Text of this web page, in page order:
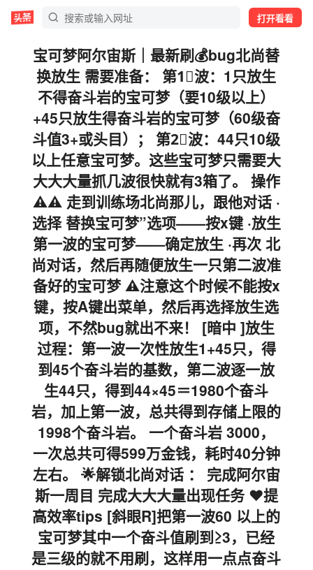
打开看看
宝可梦阿尔宙斯｜最新刷💰bug北尚替
换放生 需要准备： 第1⃣️波：1只放生
不得奋斗岩的宝可梦（要10级以上）
+45只放生得奋斗岩的宝可梦（60级奋
斗值3+或头目）； 第2⃣️波：44只10级
以上任意宝可梦。这些宝可梦只需要大
大大大量抓几波很快就有3箱了。 操作
⚠️⚠️ 走到训练场北尚那儿，跟他对话 ·
选择 替换宝可梦”选项——按x键 ·放生
第一波的宝可梦——确定放生 ·再次 北
尚对话，然后再随便放生一只第二波准
备好的宝可梦 ⚠️注意这个时候不能按x
键，按A键出菜单，然后再选择放生选
项，不然bug就出不来！ [暗中 ]放生
过程：第一波一次性放生1+45只，得
到45个奋斗岩的基数，第二波逐一放
生44只，得到44×45＝1980个奋斗
岩，加上第一波，总共得到存储上限的
1998个奋斗岩。 一个奋斗岩 3000，
一次总共可得599万金钱，耗时40分钟
左右。 🌟解锁北尚对话 ： 完成阿尔宙
斯一周目 完成大大大量出现任务 ❤️提
高效率tips [斜眼R]把第一波60 以上的
宝可梦其中一个奋斗值刷到≥3，已经
是三级的就不用刷，这样用一点点奋斗